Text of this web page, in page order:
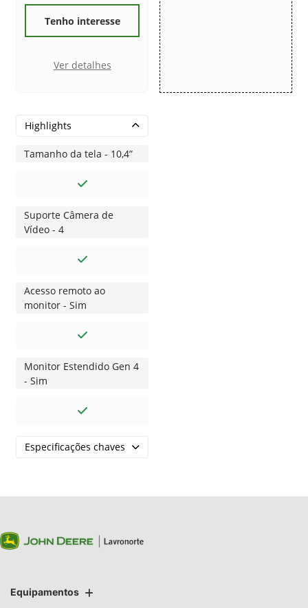
Tenho interesse
Ver detalhes
Highlights
Tamanho da tela - 10,4”
Suporte Câmera de
Vídeo - 4
Acesso remoto ao
monitor - Sim
Monitor Estendido Gen 4
- Sim
Especificações chaves
Equipamentos